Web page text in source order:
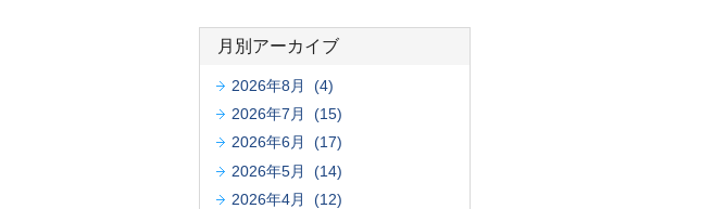
月別アーカイブ
2026年8月 (4)
2026年7月 (15)
2026年6月 (17)
2026年5月 (14)
2026年4月 (12)